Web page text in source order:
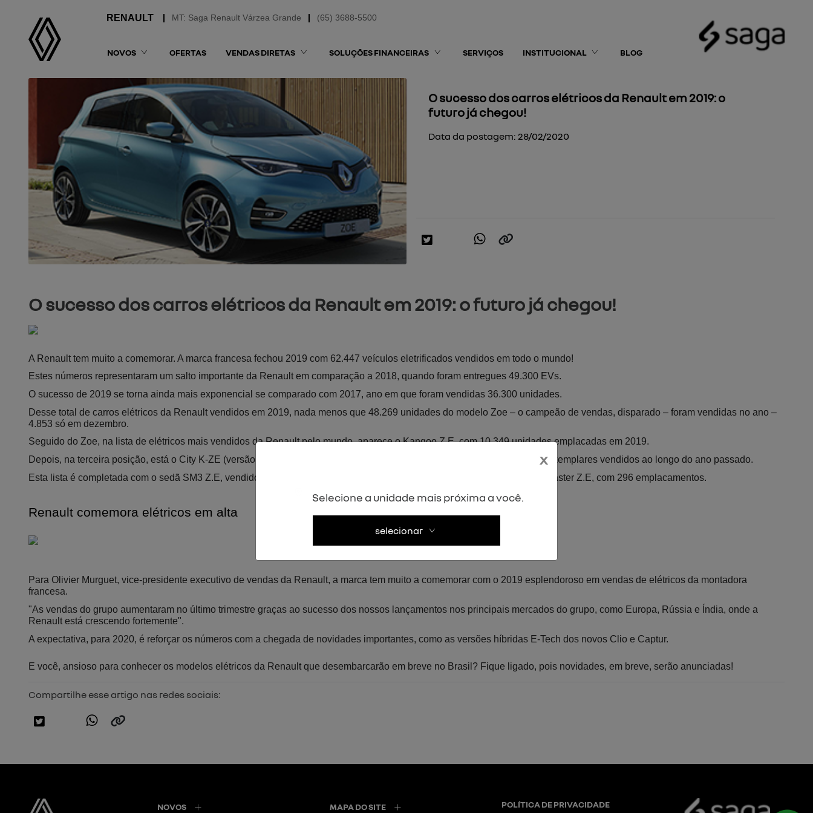
(65) 3688-5500
MT: Saga Renault Várzea Grande
NOVOS OFERTAS VENDAS DIRETAS SOLUÇÕES FINANCEIRAS SERVIÇOS INSTITUCIONAL BLOG
O sucesso dos carros elétricos da Renault em 2019: o
futuro já chegou!
Data da postagem: 28/02/2020
O sucesso dos carros elétricos da Renault em 2019: o futuro já chegou!
A Renault tem muito a comemorar. A marca francesa fechou 2019 com 62.447 veículos eletrificados vendidos em todo o mundo!
Estes números representaram um salto importante da Renault em comparação a 2018, quando foram entregues 49.300 EVs.
O sucesso de 2019 se torna ainda mais exponencial se comparado com 2017, ano em que foram vendidas 36.300 unidades.
Desse total de carros elétricos da Renault vendidos em 2019, nada menos que 48.269 unidades do modelo Zoe – o campeão de vendas, disparado – foram vendidas no ano –
4.853 só em dezembro.
Seguido do Zoe, na lista de elétricos mais vendidos da Renault pelo mundo, aparece o Kangoo Z.E, com 10.349 unidades emplacadas em 2019.
Depois, na terceira posição, está o City K-ZE (versão elétrica do Kwid, atualmente vendido apenas na China), com 2.658 exemplares vendidos ao longo do ano passado.
Esta lista é completada com o sedã SM3 Z.E, vendido exclusivamente na Coreia do Sul, com 875 unidades e com a van Master Z.E, com 296 emplacamentos.
Renault comemora elétricos em alta
Para Olivier Murguet, vice-presidente executivo de vendas da Renault, a marca tem muito a comemorar com o 2019 esplendoroso em vendas de elétricos da montadora
francesa.
"As vendas do grupo aumentaram no último trimestre graças ao sucesso dos nossos lançamentos nos principais mercados do grupo, como Europa, Rússia e Índia, onde a
Renault está crescendo fortemente".
A expectativa, para 2020, é reforçar os números com a chegada de novidades importantes, como as versões híbridas E-Tech dos novos Clio e Captur.
E você, ansioso para conhecer os modelos elétricos da Renault que desembarcarão em breve no Brasil? Fique ligado, pois novidades, em breve, serão anunciadas!
Compartilhe esse artigo nas redes sociais:
NOVOS MAPA DO SITE POLÍTICA DE PRIVACIDADE
x
Selecione a unidade mais próxima a você.
selecionar